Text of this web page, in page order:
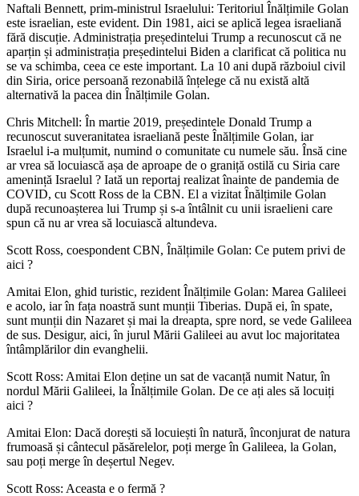
Naftali Bennett, prim-ministrul Israelului: Teritoriul Înălțimile Golan
este israelian, este evident. Din 1981, aici se aplică legea israeliană
fără discuție. Administrația președintelui Trump a recunoscut că ne
aparțin și administrația președintelui Biden a clarificat că politica nu
se va schimba, ceea ce este important. La 10 ani după războiul civil
din Siria, orice persoană rezonabilă înțelege că nu există altă
alternativă la pacea din Înălțimile Golan.
Chris Mitchell: În martie 2019, președintele Donald Trump a
recunoscut suveranitatea israeliană peste Înălțimile Golan, iar
Israelul i-a mulțumit, numind o comunitate cu numele său. Însă cine
ar vrea să locuiască așa de aproape de o graniță ostilă cu Siria care
amenință Israelul ? Iată un reportaj realizat înainte de pandemia de
COVID, cu Scott Ross de la CBN. El a vizitat Înălțimile Golan
după recunoașterea lui Trump și s-a întâlnit cu unii israelieni care
spun că nu ar vrea să locuiască altundeva.
Scott Ross, coespondent CBN, Înălțimile Golan: Ce putem privi de
aici ?
Amitai Elon, ghid turistic, rezident Înălțimile Golan: Marea Galileei
e acolo, iar în fața noastră sunt munții Tiberias. După ei, în spate,
sunt munții din Nazaret și mai la dreapta, spre nord, se vede Galileea
de sus. Desigur, aici, în jurul Mării Galileei au avut loc majoritatea
întâmplărilor din evanghelii.
Scott Ross: Amitai Elon deține un sat de vacanță numit Natur, în
nordul Mării Galileei, la Înălțimile Golan. De ce ați ales să locuiți
aici ?
Amitai Elon: Dacă dorești să locuiești în natură, înconjurat de natura
frumoasă și cântecul păsărelelor, poți merge în Galileea, la Golan,
sau poți merge în deșertul Negev.
Scott Ross: Aceasta e o fermă ?